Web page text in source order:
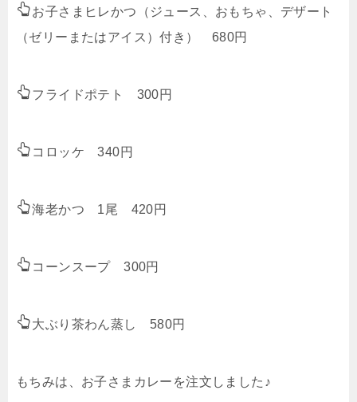
お子さまヒレかつ（ジュース、おもちゃ、デザート
（ゼリーまたはアイス）付き） 680円
フライドポテト 300円
コロッケ 340円
海老かつ 1尾 420円
コーンスープ 300円
大ぶり茶わん蒸し 580円
もちみは、お子さまカレーを注文しました♪